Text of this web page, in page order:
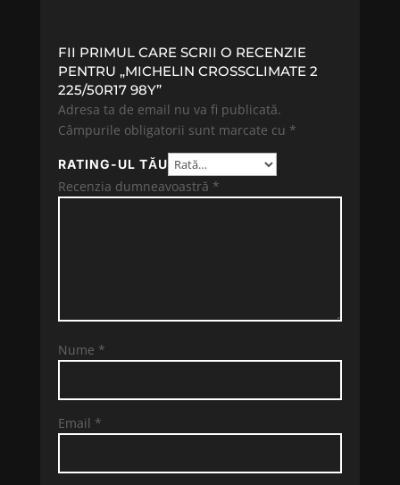
FII PRIMUL CARE SCRII O RECENZIE
PENTRU „MICHELIN CROSSCLIMATE 2
225/50R17 98Y”
Adresa ta de email nu va fi publicată.
Câmpurile obligatorii sunt marcate cu *
RATING-UL TĂU
Recenzia dumneavoastră *
Nume *
Email *